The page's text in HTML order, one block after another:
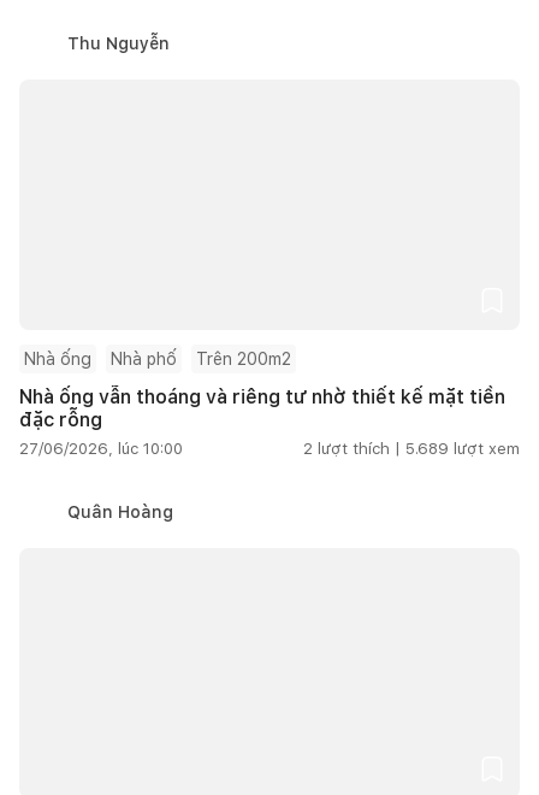
Thu Nguyễn
Nhà ống Nhà phố Trên 200m2
Nhà ống vẫn thoáng và riêng tư nhờ thiết kế mặt tiền
đặc rỗng
27/06/2026, lúc 10:00 2 lượt thích | 5.689 lượt xem
Quân Hoàng